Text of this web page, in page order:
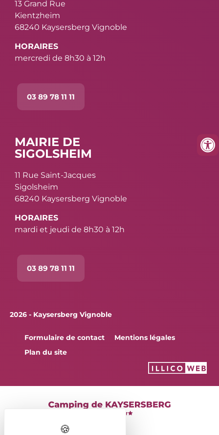
13 Grand Rue
Kientzheim
68240 Kaysersberg Vignoble
HORAIRES
mercredi de 8h30 à 12h
03 89 78 11 11
MAIRIE DE
SIGOLSHEIM
11 Rue Saint-Jacques
Sigolsheim
68240 Kaysersberg Vignoble
HORAIRES
mardi et jeudi de 8h30 à 12h
03 89 78 11 11
2026 - Kaysersberg Vignoble
Formulaire de contact
Mentions légales
Plan du site